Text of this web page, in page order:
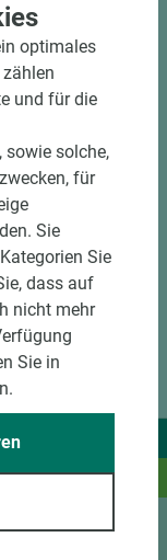
optimales
und für die
sowie solche,
für
Sie
Sie
dass auf
nicht mehr
Sie in